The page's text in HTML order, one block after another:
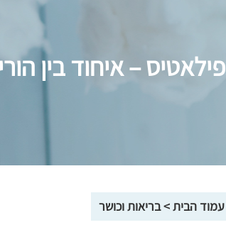
פילאטיס – איחוד בין
עמוד הבית>בריאות וכושר